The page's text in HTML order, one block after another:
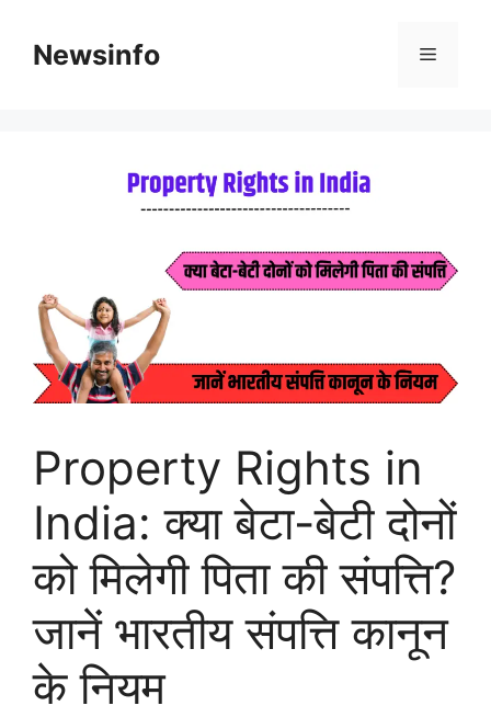
contentNewsinfo Menu
Property Rights in
India: क्या बेटा-बेटी दोनों
को मिलेगी पिता की संपत्ति?
जानें भारतीय संपत्ति कानून
के नियम